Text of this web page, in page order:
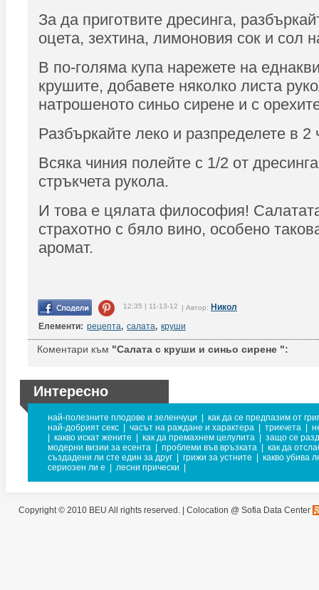
За да приготвите дресинга,
оцета, зехтина, лимоновия сок и сол
В по-голяма купа нарежете на
крушите, добавете няколко листа
натрошеното синьо сирене и с
Разбъркайте леко и разпределете в 2
Всяка чиния полейте с 1/2 от
стръкчета рукола.
И това е цялата философия!
страхотно с бяло вино, особено
аромат.
12:35 | 11-13-12 | Автор: Никол
Елементи: рецепта, салата, круши
Коментари към "Салата с круши и синьо сирене ":
Интересно
най-полезните плодове и зеленчуци
как да се предпазим от
най-добрият секс
часът на раждане и характера трикчета
какво искат жените как да премахнем целулита
защо се
модерни визии за есента
проблеми във връзката
как да
създадени ли сте един за друг
грижи за устните
какво убива
сериозен ли е
лесни прически
Copyright © 2010 BEU All rights reserved. | Colocation @ Sofia Data Center